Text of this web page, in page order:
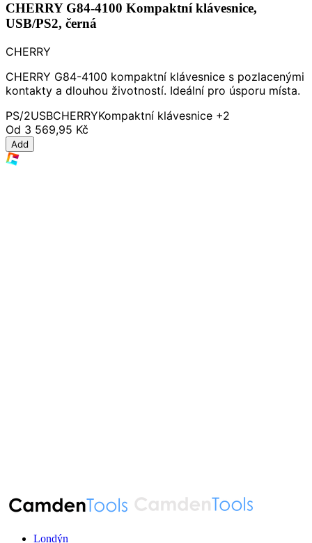
CHERRY G84-4100 Kompaktní klávesnice,
USB/PS2, černá
CHERRY
CHERRY G84-4100 kompaktní klávesnice s pozlacenými
kontakty a dlouhou životností. Ideální pro úsporu místa.
PS/2USBCHERRYKompaktní klávesnice +2
Od 3 569,95 Kč
Add
Londýn